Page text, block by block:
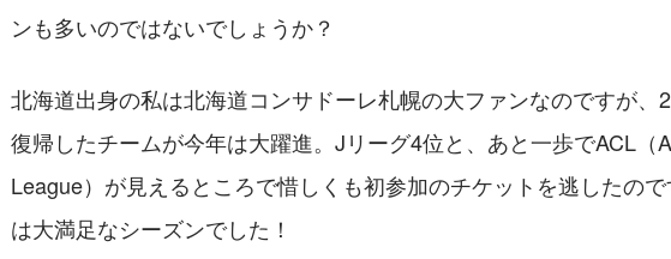
ンも多いのではないでしょうか？
北海道出身の私は北海道コンサドーレ札幌の大ファンなのですが、
復帰したチームが今年は大躍進。Jリーグ4位と、あと一歩でACL（
League）が見えるところで惜しくも初参加のチケットを逃したの
は大満足なシーズンでした！